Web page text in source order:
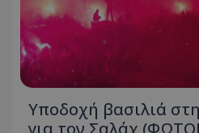
Υποδοχή βασιλιά